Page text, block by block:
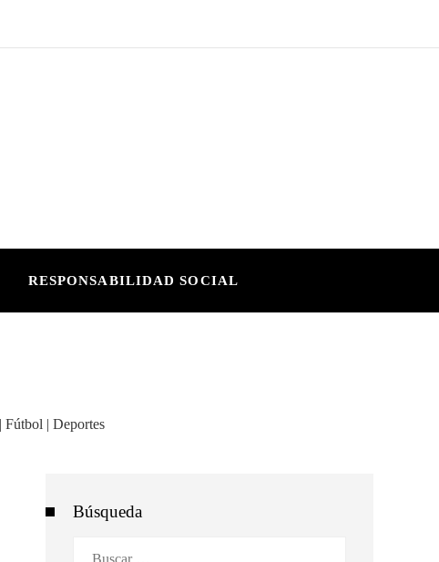
RESPONSABILIDAD SOCIAL
Búsqueda